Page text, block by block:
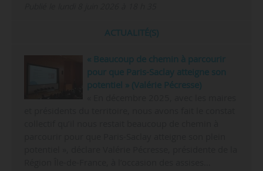
ACTUALITÉ(S)
« Beaucoup de chemin à parcourir
pour que Paris-Saclay atteigne son
potentiel » (Valérie Pécresse)